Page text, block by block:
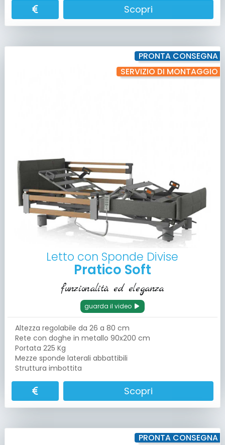
Scopri
PRONTA CONSEGNA
SERVIZIO DI MONTAGGIO
Letto con Sponde Divise
Pratico Soft
funzionalità ed eleganza
guarda il video
Altezza regolabile da 26 a 80 cm
Rete con doghe in metallo 90x200 cm
Portata 225 Kg
Mezze sponde laterali abbattibili
Struttura imbottita
Scopri
PRONTA CONSEGNA